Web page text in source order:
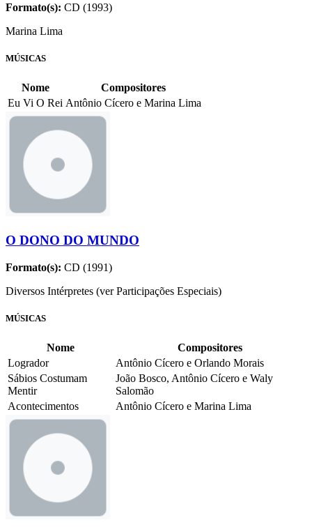
Formato(s): CD (1993)
Marina Lima
MÚSICAS
Nome
Compositores
Eu Vi O Rei Antônio Cícero e Marina Lima
O DONO DO MUNDO
Formato(s): CD (1991)
Diversos Intérpretes (ver Participações Especiais)
MÚSICAS
Nome
Compositores
Logrador
Antônio Cícero e Orlando Morais
Sábios Costumam
Mentir
João Bosco, Antônio Cícero e Waly
Salomão
Acontecimentos
Antônio Cícero e Marina Lima